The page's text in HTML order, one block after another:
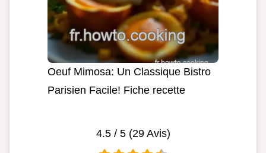
Oeuf Mimosa: Un Classique Bistro
Parisien Facile! Fiche recette
4.5/ 5 (29Avis)